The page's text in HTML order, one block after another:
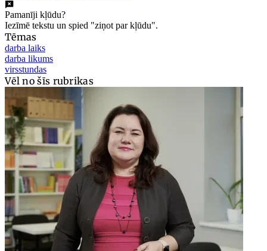
Pamanīji kļūdu?
Iezīmē tekstu un spied "ziņot par kļūdu".
Tēmas
darba laiks
darba likums
virsstundas
Vēl no šīs rubrikas